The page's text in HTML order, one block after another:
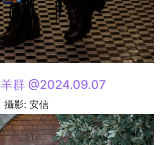
羊群 @2024.09.07
攝影: 安信